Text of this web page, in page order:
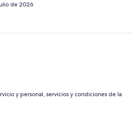
de 2026
y personal, servicios y condiciones de la